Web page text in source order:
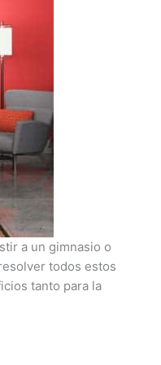
a un gimnasio o
todos estos
tanto para la